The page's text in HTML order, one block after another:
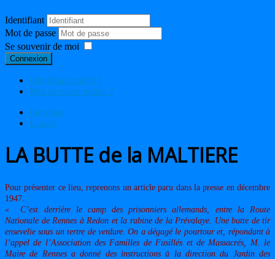
Identifiant
Mot de passe
Se souvenir de moi
Connexion
Identifiant oublié ?
Mot de passe oublié ?
Imprimer
E-mail
LA BUTTE de la MALTIERE
Pour présenter ce lieu, reprenons un article paru dans la presse en décembre
1947.
« C’est derrière le camp des prisonniers allemands, entre la Route
Nationale de Rennes à Redon et la rabine de la Prévalaye. Une butte de tir
ensevelie sous un tertre de verdure. On a dégagé le pourtour et, répondant à
l’appel de l’Association des Familles de Fusillés et de Massacrés, M. le
Maire de Rennes a donné des instructions à la direction du Jardin des